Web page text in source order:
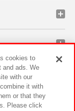
cookies to
and ads. We
with our
it with
or that they
Please click